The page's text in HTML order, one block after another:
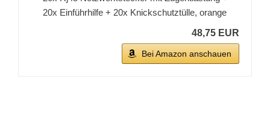
20x Einführhilfe + 20x Knickschutztülle, orange
48,75 EUR
Bei Amazon anschauen